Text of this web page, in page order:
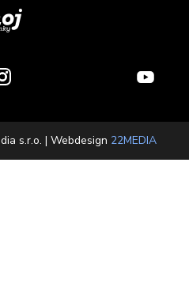
s.r.o. | Webdesign 22MEDIA